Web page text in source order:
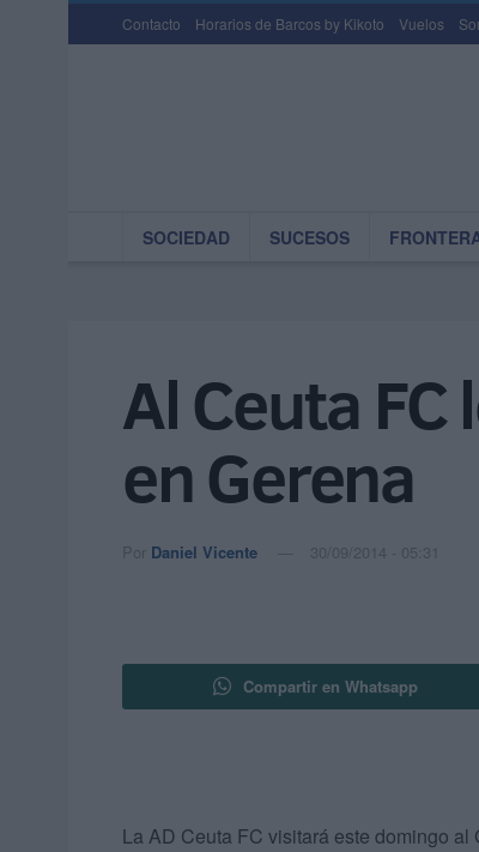
Contacto Horarios de Barcos by Kikoto Vuelos
SOCIEDAD SUCESOS
Al Ceuta
en Gerena
Por Daniel Vicente 30/09/2014 - 05:31
Compartir en Whatsapp
La AD Ceuta FC visitará este domingo al